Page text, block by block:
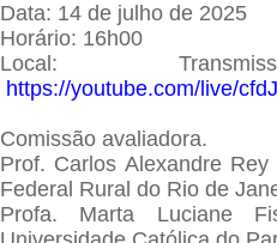
Data: 14 de julho de 2025
Horário: 16h00
Local:
https://youtube.com/live/
Comissão avaliadora.
Prof. Carlos Alexandre
Federal Rural do Rio de
Profa. Marta Luciane